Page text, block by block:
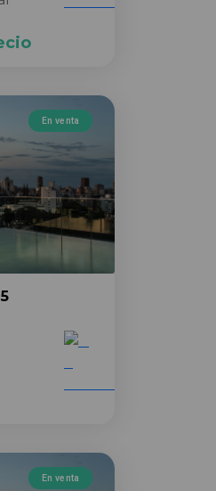
En venta
En venta